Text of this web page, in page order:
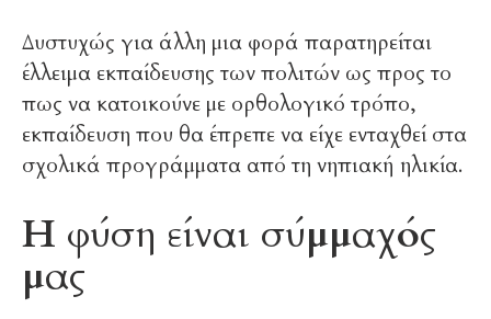
Δυστυχώς για άλλη μια φορά παρατηρείται
έλλειμα εκπαίδευσης των πολιτών ως προς το
πως να κατοικούνε με ορθολογικό τρόπο,
εκπαίδευση που θα έπρεπε να είχε ενταχθεί στα
σχολικά προγράμματα από τη νηπιακή ηλικία.
Η φύση είναι σύμμαχός
μας